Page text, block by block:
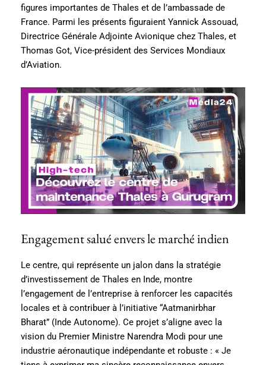
figures importantes de Thales et de l’ambassade de
France. Parmi les présents figuraient Yannick Assouad,
Directrice Générale Adjointe Avionique chez Thales, et
Thomas Got, Vice-président des Services Mondiaux
d’Aviation.
Engagement salué envers le marché indien
Le centre, qui représente un jalon dans la stratégie
d’investissement de Thales en Inde, montre
l’engagement de l’entreprise à renforcer les capacités
locales et à contribuer à l’initiative “Aatmanirbhar
Bharat” (Inde Autonome). Ce projet s’aligne avec la
vision du Premier Ministre Narendra Modi pour une
industrie aéronautique indépendante et robuste : « Je